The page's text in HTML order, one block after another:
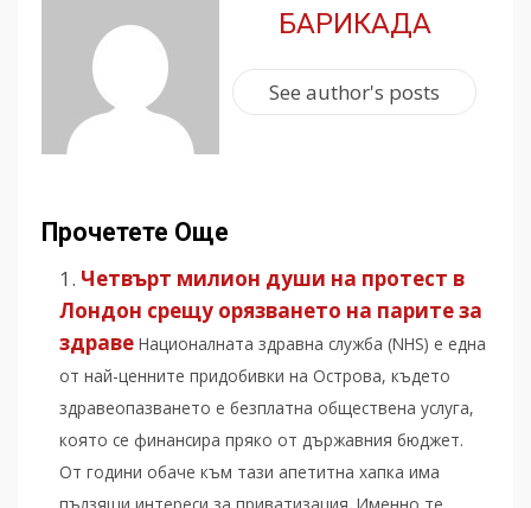
БАРИКАДА
See author's posts
Прочетете Още
Четвърт милион души на протест в
Лондон срещу орязването на парите за
здраве Националната здравна служба (NHS) е една
от най-ценните придобивки на Острова, където
здравеопазването е безплатна обществена услуга,
която се финансира пряко от държавния бюджет.
От години обаче към тази апетитна хапка има